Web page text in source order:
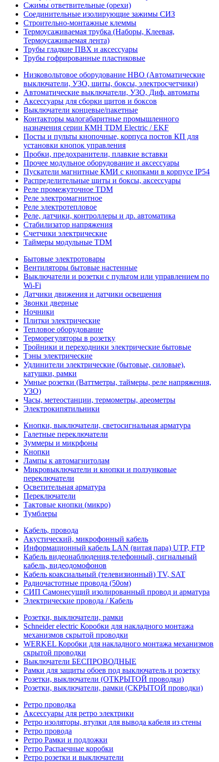
Сжимы ответвительные (орехи)
Соединительные изолирующие зажимы СИЗ
Строительно-монтажные клеммы
Термоусаживаемая трубка (Наборы, Клеевая,
Термоусаживаемая лента)
Трубы гладкие ПВХ и аксессуары
Трубы гофрированные пластиковые
Низковольтовое оборудование НВО (Автоматические
выключатели, УЗО, щиты, боксы, электросчетчики)
Автоматические выключатели, УЗО, Диф. автоматы
Аксессуары для сборки щитов и боксов
Выключатели концевые/пакетные
Контакторы малогабаритные промышленного
назначения серии КМН TDM Electric / EKF
Посты и пульты кнопочные, корпуса постов КП для
установки кнопок управления
Пробки, предохранители, плавкие вставки
Прочее модульное оборудование и аксессуары
Пускатели магнитные КМИ с кнопками в корпусе IP54
Распределительные щиты и боксы, аксессуары
Реле промежуточное TDM
Реле электромагнитное
Реле электротепловое
Реле, датчики, контроллеры и др. автоматика
Стабилизатор напряжения
Счетчики электрические
Таймеры модульные TDM
Бытовые электротовары
Вентиляторы бытовые настенные
Выключатели и розетки с пультом или управлением по
Wi-Fi
Датчики движения и датчики освещения
Звонки дверные
Ночники
Плитки электрические
Тепловое оборудование
Терморегуляторы в розетку
Тройники и переходники электрические бытовые
Тэны электрические
Удлинители электрические (бытовые, силовые),
катушки, рамки
Умные розетки (Ваттметры, таймеры, реле напряжения,
УЗО)
Часы, метеостанции, термометры, ареометры
Электрокипятильники
Кнопки, выключатели, светосигнальная арматура
Галетные переключатели
Зуммеры и микрфоны
Кнопки
Лампы к автомагнитолам
Микровыключатели и кнопки и ползунковые
переключатели
Осветительная арматура
Переключатели
Тактовые кнопки (микро)
Тумблеры
Кабель, провода
Акустический, микрофонный кабель
Информационный кабель LAN (витая пара) UTP, FTP
Кабель видеонаблюдения,телефонный, сигнальный
кабель, видеодомофонов
Кабель коаксиальный (телевизионный) TV, SAT
Радиочастотные провода (50ом)
СИП Самонесущий изолированный провод и арматура
Электрические провода / Кабель
Розетки, выключатели, рамки
Schneider electric Коробки для накладного монтажа
механизмов скрытой проводки
WERKEL Коробки для накладного монтажа механизмов
скрытой проводки
Выключатели БЕСПРОВОДНЫЕ
Рамки для защиты обоев под выключатель и розетку
Розетки, выключатели (ОТКРЫТОЙ проводки)
Розетки, выключатели, рамки (СКРЫТОЙ проводки)
Ретро проводка
Аксессуары для ретро электрики
Ретро изоляторы, втулки для вывода кабеля из стены
Ретро провода
Ретро Рамки и подложки
Ретро Распаечные коробки
Ретро розетки и выключатели